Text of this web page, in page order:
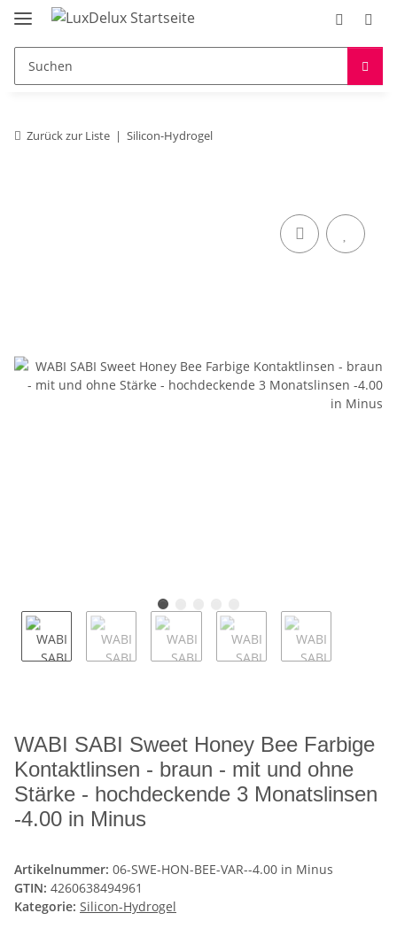
Zurück zur Liste Silicon-Hydrogel
WABI SABI Sweet Honey Bee Farbige
Kontaktlinsen - braun - mit und ohne
Stärke - hochdeckende 3 Monatslinsen
-4.00 in Minus
Artikelnummer: 06-SWE-HON-BEE-VAR--4.00 in Minus
GTIN: 4260638494961
Kategorie: Silicon-Hydrogel